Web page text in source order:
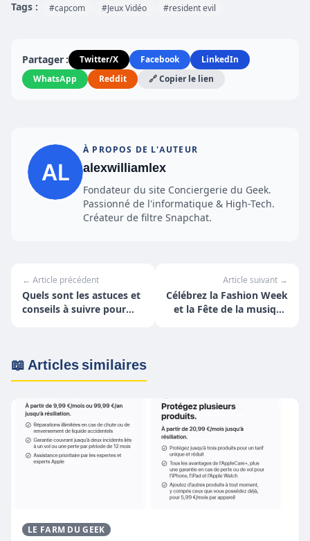
Tags : #capcom #Jeux Vidéo #resident evil
Partager : Twitter/X Facebook
LinkedIn
WhatsApp
Reddit 🔗 Copier le lien
À PROPOS DE L'AUTEUR
alexwilliamlex
Fondateur du site Conciergerie du Geek.
Passionné de l'informatique & High-Tech.
Créateur de filtre Snapchat.
← Article précédent
Quels sont les astuces et
conseils à suivre pour
Article suivant →
Célébrez la Fashion Week
et la Fête de la musique
📖 Articles similaires
LE FARM DU GEEK